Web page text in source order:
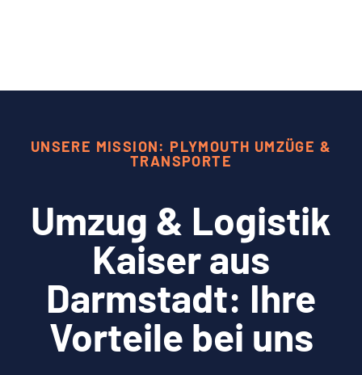
UNSERE MISSION: PLYMOUTH UMZÜGE &
TRANSPORTE
Umzug & Logistik
Kaiser aus
Darmstadt: Ihre
Vorteile bei uns